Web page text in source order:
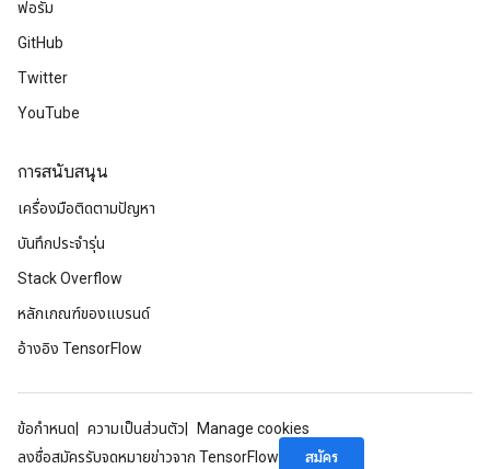
ฟอรัม
GitHub
Twitter
YouTube
การสนับสนุน
เครื่องมือติดตามปัญหา
บันทึกประจำรุ่น
Stack Overflow
หลักเกณฑ์ของแบรนด์
อ้างอิง TensorFlow
ข้อกำหนด ความเป็นส่วนตัว
Manage cookies
ลงชื่อสมัครรับจดหมายข่าวจาก TensorFlow
สมัคร